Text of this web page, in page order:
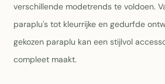
verschillende modetrends te voldoen.
paraplu's tot kleurrijke en gedurfde
gekozen paraplu kan een stijlvol
compleet maakt.